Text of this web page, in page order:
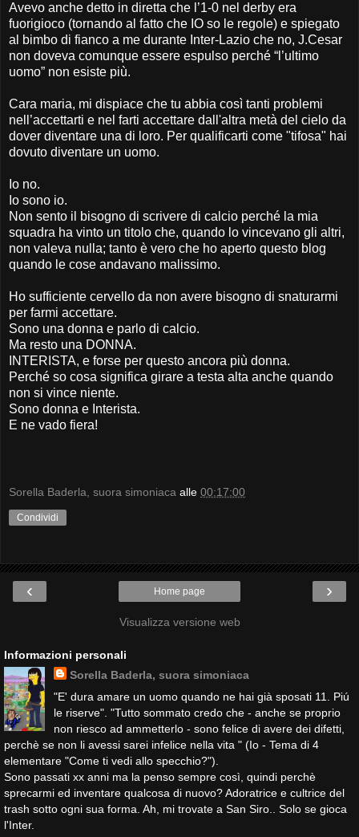
Avevo anche detto in diretta che l’1-0 nel derby era
fuorigioco (tornando al fatto che IO so le regole) e spiegato
al bimbo di fianco a me durante Inter-Lazio che no, J.Cesar
non doveva comunque essere espulso perché “l’ultimo
uomo” non esiste più.
Cara maria, mi dispiace che tu abbia così tanti problemi
nell’accettarti e nel farti accettare dall'altra metà del cielo da
dover diventare una di loro. Per qualificarti come "tifosa" hai
dovuto diventare un uomo.
Io no.
Io sono io.
Non sento il bisogno di scrivere di calcio perché la mia
squadra ha vinto un titolo che, quando lo vincevano gli altri,
non valeva nulla; tanto è vero che ho aperto questo blog
quando le cose andavano malissimo.
Ho sufficiente cervello da non avere bisogno di snaturarmi
per farmi accettare.
Sono una donna e parlo di calcio.
Ma resto una DONNA.
INTERISTA, e forse per questo ancora più donna.
Perché so cosa significa girare a testa alta anche quando
non si vince niente.
Sono donna e Interista.
E ne vado fiera!
Sorella Baderla, suora simoniaca alle 00:17:00
Condividi
‹ ›
Home page
Visualizza versione web
Informazioni personali
Sorella Baderla, suora simoniaca
"E' dura amare un uomo quando ne hai già sposati 11. Piú
le riserve". "Tutto sommato credo che - anche se proprio
non riesco ad ammetterlo - sono felice di avere dei difetti,
perchè se non li avessi sarei infelice nella vita " (Io - Tema di 4
elementare "Come ti vedi allo specchio?").
Sono passati xx anni ma la penso sempre così, quindi perchè
sprecarmi ed inventare qualcosa di nuovo? Adoratrice e cultrice del
trash sotto ogni sua forma. Ah, mi trovate a San Siro.. Solo se gioca
l'Inter.